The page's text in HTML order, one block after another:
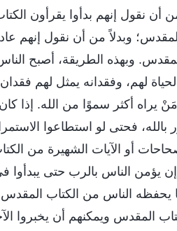
أن نقول إنهم بدأوا يقرأون
المقدس؛ وبدلاً من أن نقول إنهم
وبهذه الطريقة، أصبح
لهم، وفقدانه يمثل لهم
يراه أكثر سموًا من الله. إذا
فحتى لو استطاعوا
أو الآيات الشهيرة من
إن يؤمن الناس بالرب حتى
يحفظه الناس من الكتاب
المقدس ويمكنهم أن